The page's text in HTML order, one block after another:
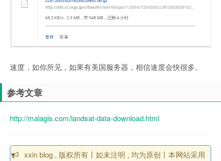
速度，如你所见，如果有美国服务器，相信速度会快很多。
参考文章
http://malagis.com/landsat-data-download.html
xxin blog , 版权所有丨如未注明 , 均为原创丨本网站采用